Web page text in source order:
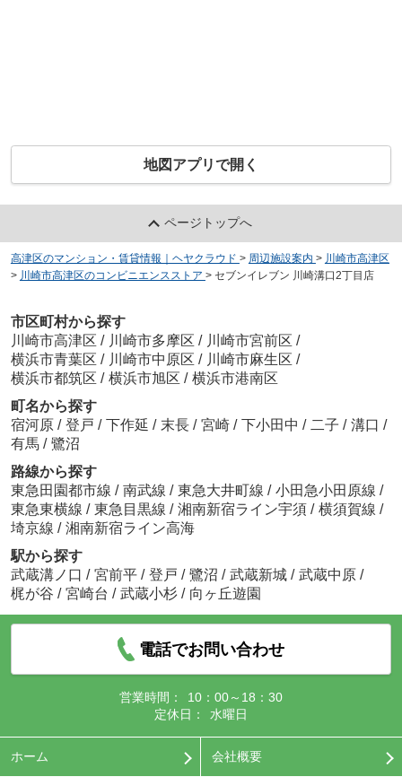
地図アプリで開く
ページトップへ
高津区のマンション・賃貸情報｜ヘヤクラウド > 周辺施設案内 > 川崎市高津区
> 川崎市高津区のコンビニエンスストア > セブンイレブン 川崎溝口2丁目店
市区町村から探す
川崎市高津区 / 川崎市多摩区 / 川崎市宮前区 /
横浜市青葉区 / 川崎市中原区 / 川崎市麻生区 /
横浜市都筑区 / 横浜市旭区 / 横浜市港南区
町名から探す
宿河原 / 登戸 / 下作延 / 末長 / 宮崎 / 下小田中 / 二子 / 溝口 /
有馬 / 鷺沼
路線から探す
東急田園都市線 / 南武線 / 東急大井町線 / 小田急小田原線 /
東急東横線 / 東急目黒線 / 湘南新宿ライン宇須 / 横須賀線 /
埼京線 / 湘南新宿ライン高海
駅から探す
武蔵溝ノ口 / 宮前平 / 登戸 / 鷺沼 / 武蔵新城 / 武蔵中原 /
梶が谷 / 宮崎台 / 武蔵小杉 / 向ヶ丘遊園
電話でお問い合わせ
営業時間：
10：00～18：30
定休日：
水曜日
ホーム 会社概要